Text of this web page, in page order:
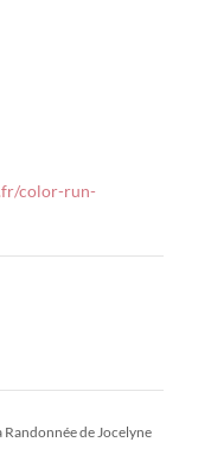
color-run-
Randonnée de Jocelyne